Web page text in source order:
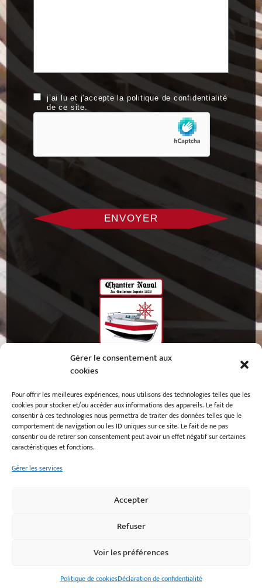
Gérer le consentement aux
cookies
Pour offrir les meilleures expériences, nous utilisons des technologies telles que les
cookies pour stocker et/ou accéder aux informations des appareils. Le fait de
consentir à ces technologies nous permettra de traiter des données telles que le
comportement de navigation ou les ID uniques sur ce site. Le fait de ne pas
consentir ou de retirer son consentement peut avoir un effet négatif sur certaines
caractéristiques et fonctions.
Gérer les services
Accepter
Refuser
Voir les préférences
Politique de cookiesDéclaration de confidentialité
50 rue Jean Baudry 29730 Guilvinec
02 98 58 11 38
Mentions légales
RGPD
j’ai lu et j'accepte la politique de confidentialité
de ce site.
e-Ness, création de site internet et